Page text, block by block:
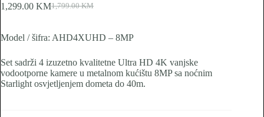
1,799.00KM
Original
1,799.00 KM.
1,299.00 KMCurrent
1,299.00 KM.
Model / šifra: AHD4XUHD – 8MP
Set sadrži 4 izuzetno kvalitetne Ultra HD 4K vanjske
vodootporne kamere u metalnom kućištu 8MP sa noćnim
Starlight osvjetljenjem dometa do 40m.